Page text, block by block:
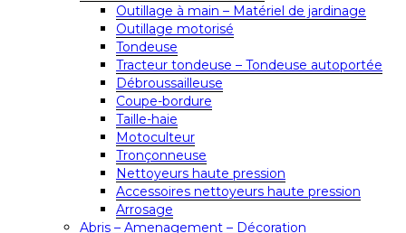
Outillage à main – Matériel de jardinage
Outillage motorisé
Tondeuse
Tracteur tondeuse – Tondeuse autoportée
Débroussailleuse
Coupe-bordure
Taille-haie
Motoculteur
Tronçonneuse
Nettoyeurs haute pression
Accessoires nettoyeurs haute pression
Arrosage
Abris – Amenagement – Décoration